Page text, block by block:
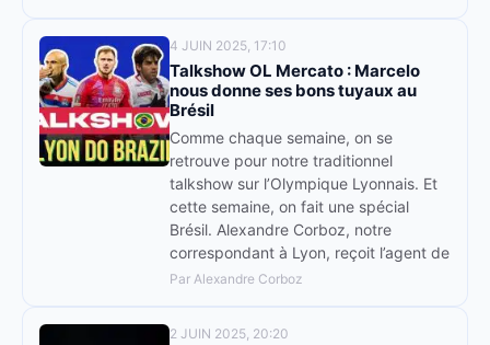
4 JUIN 2025, 17:10
Talkshow OL Mercato : Marcelo
nous donne ses bons tuyaux au
Brésil
Comme chaque semaine, on se
retrouve pour notre traditionnel
talkshow sur l’Olympique Lyonnais. Et
cette semaine, on fait une spécial
Brésil. Alexandre Corboz, notre
correspondant à Lyon, reçoit l’agent de
Par Alexandre Corboz
2 JUIN 2025, 20:20